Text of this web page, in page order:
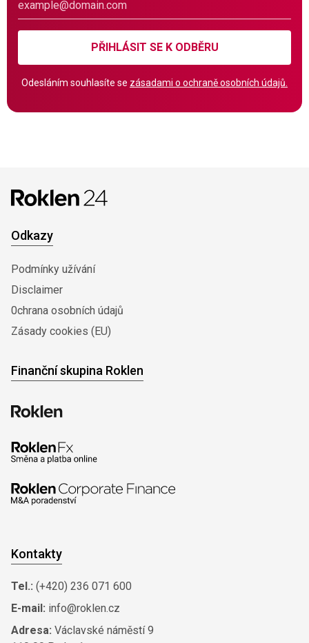
PŘIHLÁSIT SE K ODBĚRU
Odesláním souhlasíte se zásadami o ochraně osobních údajů.
Odkazy
Podmínky užívání
Disclaimer
0chrana osobních údajů
Zásady cookies (EU)
Finanční skupina Roklen
Kontakty
Tel.: (+420) 236 071 600
E-mail: info@roklen.cz
Adresa: Václavské náměstí 9